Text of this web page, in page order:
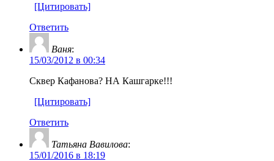
[Цитировать]
Ответить
Ваня:
15/03/2012 в 00:34
Сквер Кафанова? НА Кашгарке!!!
[Цитировать]
Ответить
Татьяна Вавилова:
15/01/2016 в 18:19